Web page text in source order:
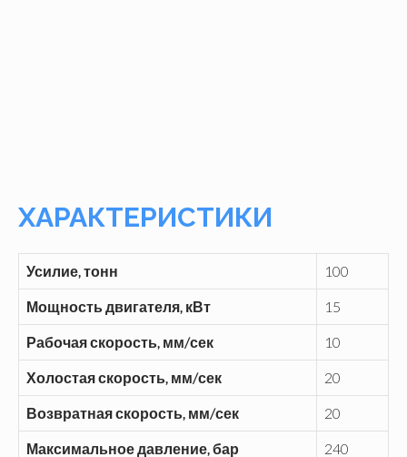
ХАРАКТЕРИСТИКИ
Усилие, тонн 100
Мощность двигателя, кВт 15
Рабочая скорость, мм/сек 10
Холостая скорость, мм/сек 20
Возвратная скорость, мм/сек 20
Максимальное давление, бар 240